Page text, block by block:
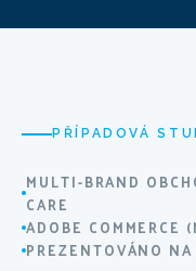
PŘÍPADOVÁ
MULTI-BRAND
CARE
ADOBE COMMERCE
PREZENTOVÁNO